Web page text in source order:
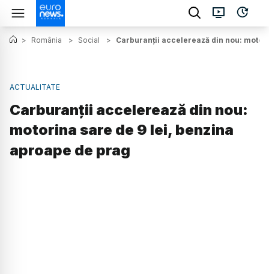
> România > Social > Carburanții accelerează din nou:
ACTUALITATE
Carburanții accelerează din nou:
motorina sare de 9 lei, benzina
aproape de prag